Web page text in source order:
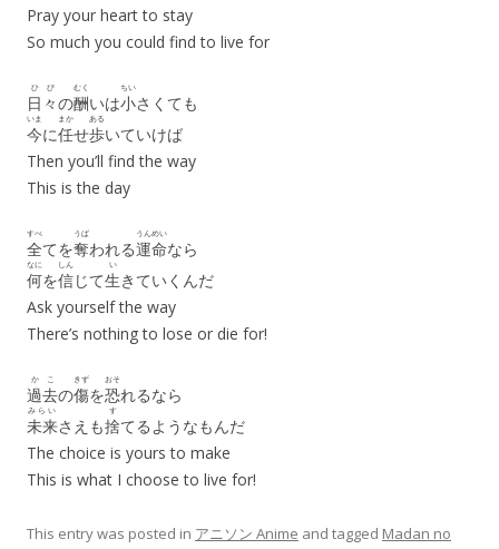
Pray your heart to stay
So much you could find to live for
日々
ひび
の酬
むく
いは小
ちい
さくても
今
いま
に任
まか
せ歩
ある
いていけば
Then you’ll find the way
This is the day
全
すべ
てを奪
うば
われる運命
うんめい
なら
何
なに
を信
しん
じて生
い
きていくんだ
Ask yourself the way
There’s nothing to lose or die for!
過去
かこ
の傷
きず
を恐
おそ
れるなら
未来
みらい
さえも捨
す
てるようなもんだ
The choice is yours to make
This is what I choose to live for!
This entry was posted in アニソン Anime and tagged Madan no